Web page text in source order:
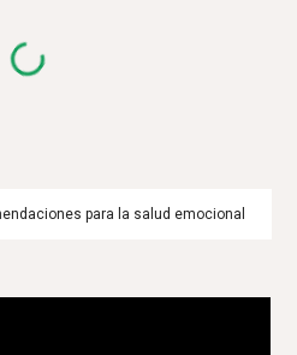
para la salud emocional